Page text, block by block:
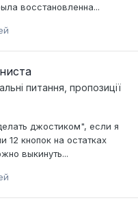
восстановленна...
питання, пропозиції
джостиком", если я
12 кнопок на остатках
выкинуть...